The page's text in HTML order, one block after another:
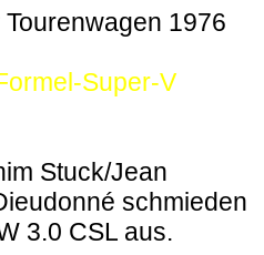
1976
Super-V
Stuck/Jean
schmieden
3.0 CSL aus.